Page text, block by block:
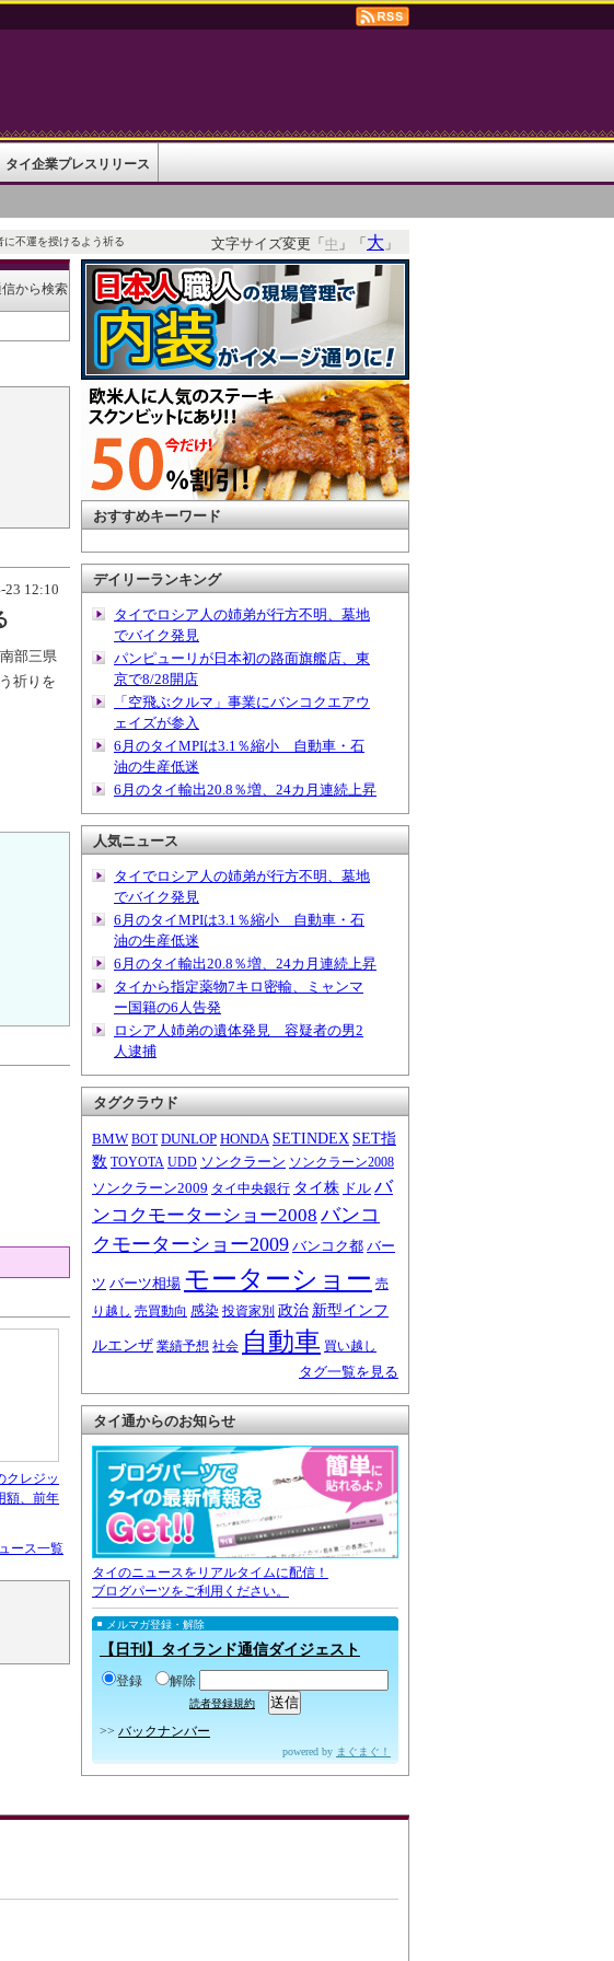
タイ企業プレスリリース
不運を授けるよう祈る 文字サイズ変更「中 」「大 」
信から検索
23 12:10
部三県
祈りを
クレジッ
額、前年
ース一覧
おすすめキーワード
デイリーランキング
タイでロシア人の姉弟が行方不明、墓地
でバイク発見
パンピューリが日本初の路面旗艦店、東
京で8/28開店
「空飛ぶクルマ」事業にバンコクエアウ
ェイズが参入
6月のタイMPIは3.1％縮小 自動車・石
油の生産低迷
6月のタイ輸出20.8％増、24カ月連続上昇
人気ニュース
タイでロシア人の姉弟が行方不明、墓地
でバイク発見
6月のタイMPIは3.1％縮小 自動車・石
油の生産低迷
6月のタイ輸出20.8％増、24カ月連続上昇
タイから指定薬物7キロ密輸、ミャンマ
ー国籍の6人告発
ロシア人姉弟の遺体発見 容疑者の男2
人逮捕
タグクラウド
BMW BOT DUNLOP HONDA SETINDEX SET指
数 TOYOTA UDD ソンクラーン ソンクラーン2008
ソンクラーン2009 タイ中央銀行 タイ株 ドル バ
ンコクモーターショー2008 バンコ
クモーターショー2009 バンコク都 バー
ツ バーツ相場 モーターショー 売
り越し 売買動向 感染 投資家別 政治 新型インフ
ルエンザ 業績予想 社会 自動車 買い越し
タグ一覧を見る
タイ通からのお知らせ
タイのニュースをリアルタイムに配信！
ブログパーツをご利用ください。
メルマガ登録・解除
【日刊】タイランド通信ダイジェスト
登録 解除
読者登録規約
>> バックナンバー
powered by まぐまぐ！